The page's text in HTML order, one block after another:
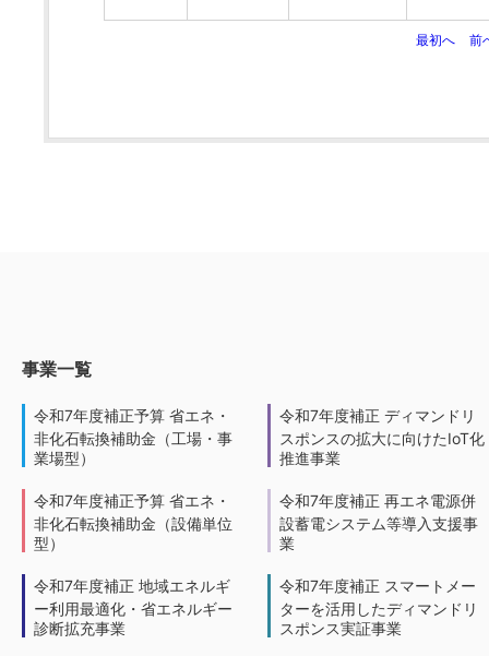
最初へ 前
事業一覧
令和7年度補正予算 省エネ・
非化石転換補助金（工場・事
業場型）
令和7年度補正予算 省エネ・
非化石転換補助金（設備単位
型）
令和7年度補正 地域エネルギ
ー利用最適化・省エネルギー
診断拡充事業
令和7年度補正 ディマンドリ
スポンスの拡大に向けたIoT化
推進事業
令和7年度補正 再エネ電源併
設蓄電システム等導入支援事
業
令和7年度補正 スマートメー
ターを活用したディマンドリ
スポンス実証事業